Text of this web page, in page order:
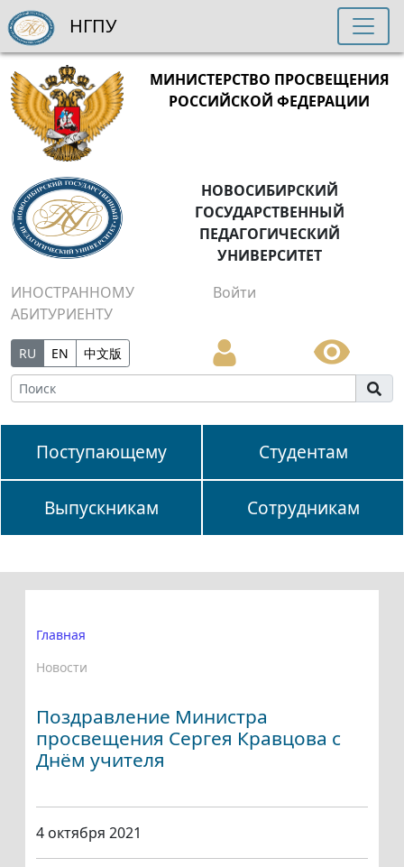
МИНИСТЕРСТВО ПРОСВЕЩЕНИЯ
РОССИЙСКОЙ ФЕДЕРАЦИИ
НОВОСИБИРСКИЙ
ГОСУДАРСТВЕННЫЙ
ПЕДАГОГИЧЕСКИЙ
УНИВЕРСИТЕТ
ИНОСТРАННОМУ
АБИТУРИЕНТУ
Войти
RU EN 中文版
Поступающему Студентам
Выпускникам Сотрудникам
НГПУ
Главная
Новости
Поздравление Министра
просвещения Сергея Кравцова с
Днём учителя
4 октября 2021